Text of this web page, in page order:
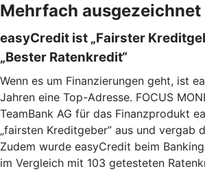
Mehrfach ausgezeichnet
easyCredit ist „Fairster
„Bester Ratenkredit“
Wenn es um Finanzierungen geht, ist
Jahren eine Top-Adresse. FOCUS
TeamBank AG für das Finanzprodukt
„fairsten Kreditgeber” aus und vergab
Zudem wurde easyCredit beim
im Vergleich mit 103 getesteten